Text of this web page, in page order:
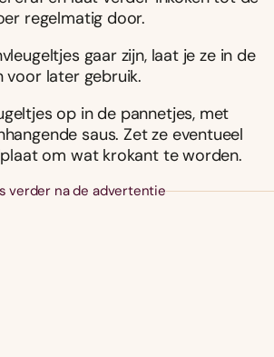
regelmatig door.
gaar zijn, laat je ze in de
voor later gebruik.
op in de pannetjes, met
saus. Zet ze eventueel
om wat krokant te worden.
verder na de advertentie